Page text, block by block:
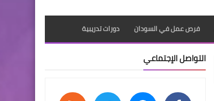
فرص عمل في السودان دورات تدريبية
التواصل الإجتماعي